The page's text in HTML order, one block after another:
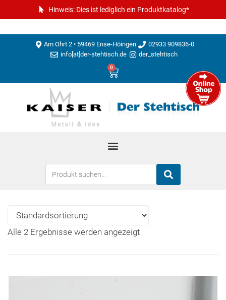
Hinweis: Dies ist lediglich ein Produktkatalog*
Am Ohrt 2 • 59469 Ense-Höingen
02933 909836-0
info[at]der-stehtisch.de
der_stehtisch
0
Alle 2 Ergebnisse werden angezeigt